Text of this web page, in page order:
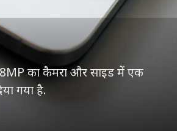
का कैमरा और साइड में एक
गया है.